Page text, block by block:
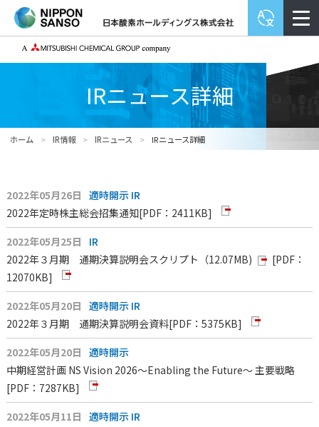
IRニュース詳細
ホーム > IR情報 > IRニュース > IRニュース詳細
2022年05月26日 適時開示 IR
2022年定時株主総会招集通知[PDF：2411KB]
2022年05月25日
IR
2022年３月期 通期決算説明会スクリプト（12.07MB)
[PDF：
12070KB]
2022年05月20日 適時開示 IR
2022年３月期 通期決算説明会資料[PDF：5375KB]
2022年05月20日 適時開示
中期経営計画 NS Vision 2026～Enabling the Future～ 主要戦略
[PDF：7287KB]
2022年05月11日 適時開示 IR